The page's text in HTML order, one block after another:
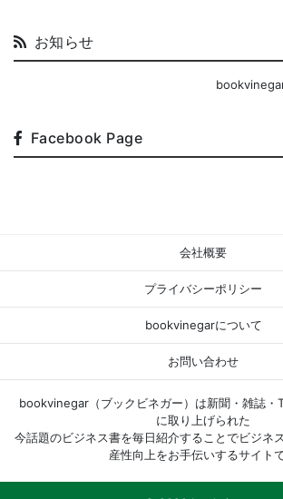
お知らせ
Facebook Page
会社概要
プライバシーポリシー
bookvinegarについて
お問い合わせ
bookvinegar（ブックビネガー）は新聞・雑誌・
に取り上げられた
今話題のビジネス書を毎日紹介することでビジネ
産性向上をお手伝いするサイト